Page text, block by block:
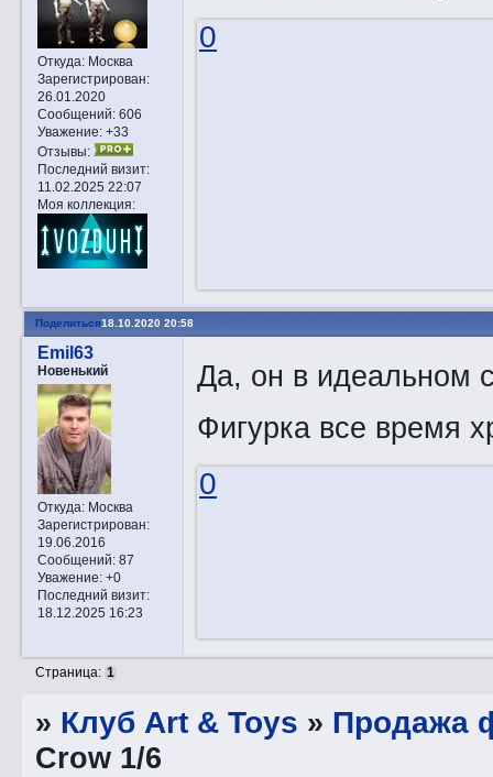
Откуда:Москва
Зарегистрирован:
26.01.2020
Сообщений:606
Уважение: +33
Отзывы:
Последний визит:
11.02.2025 22:07
Моя коллекция:
0
Поделиться18.10.2020 20:58
Emil63
Новенький
Откуда:Москва
Зарегистрирован:
19.06.2016
Сообщений:87
Уважение: +0
Последний визит:
18.12.2025 16:23
Да, он в идеальном
Фигурка все время
0
Страница: 1
» Клуб Art & Toys » Продажа
Crow 1/6